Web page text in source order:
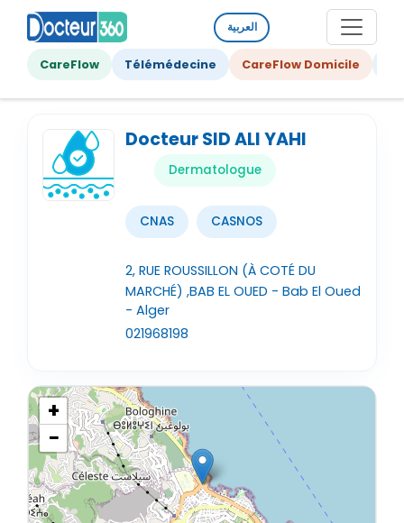
العربية
CareFlow Télémédecine CareFlow Domicile
Docteur SID ALI YAHI
Dermatologue
CNAS CASNOS
2, RUE ROUSSILLON (À COTÉ DU
MARCHÉ) ,BAB EL OUED - Bab El Oued
- Alger
021968198
+
−